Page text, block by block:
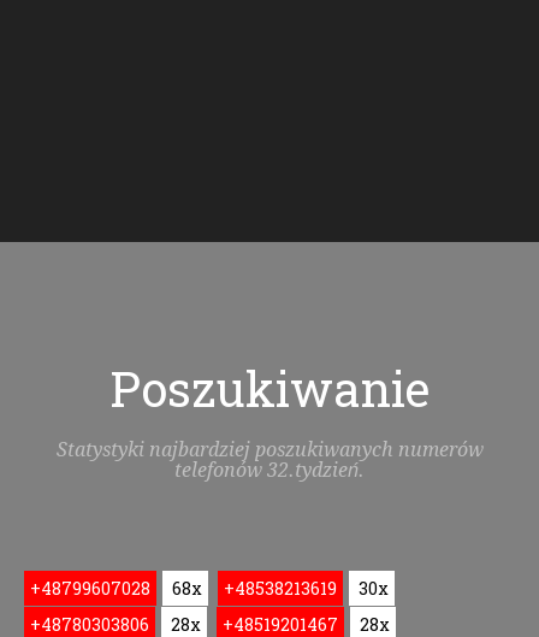
Poszukiwanie
Statystyki najbardziej poszukiwanych numerów
telefonów 32.tydzień.
+48799607028 68x +48538213619
30x
+48780303806
28x +48519201467
28x